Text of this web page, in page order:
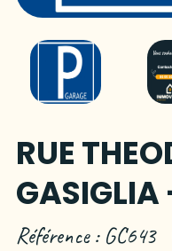
RUE
GASIGLIA
Référence : GC643